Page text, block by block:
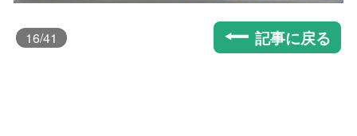
16/41 記事に戻る